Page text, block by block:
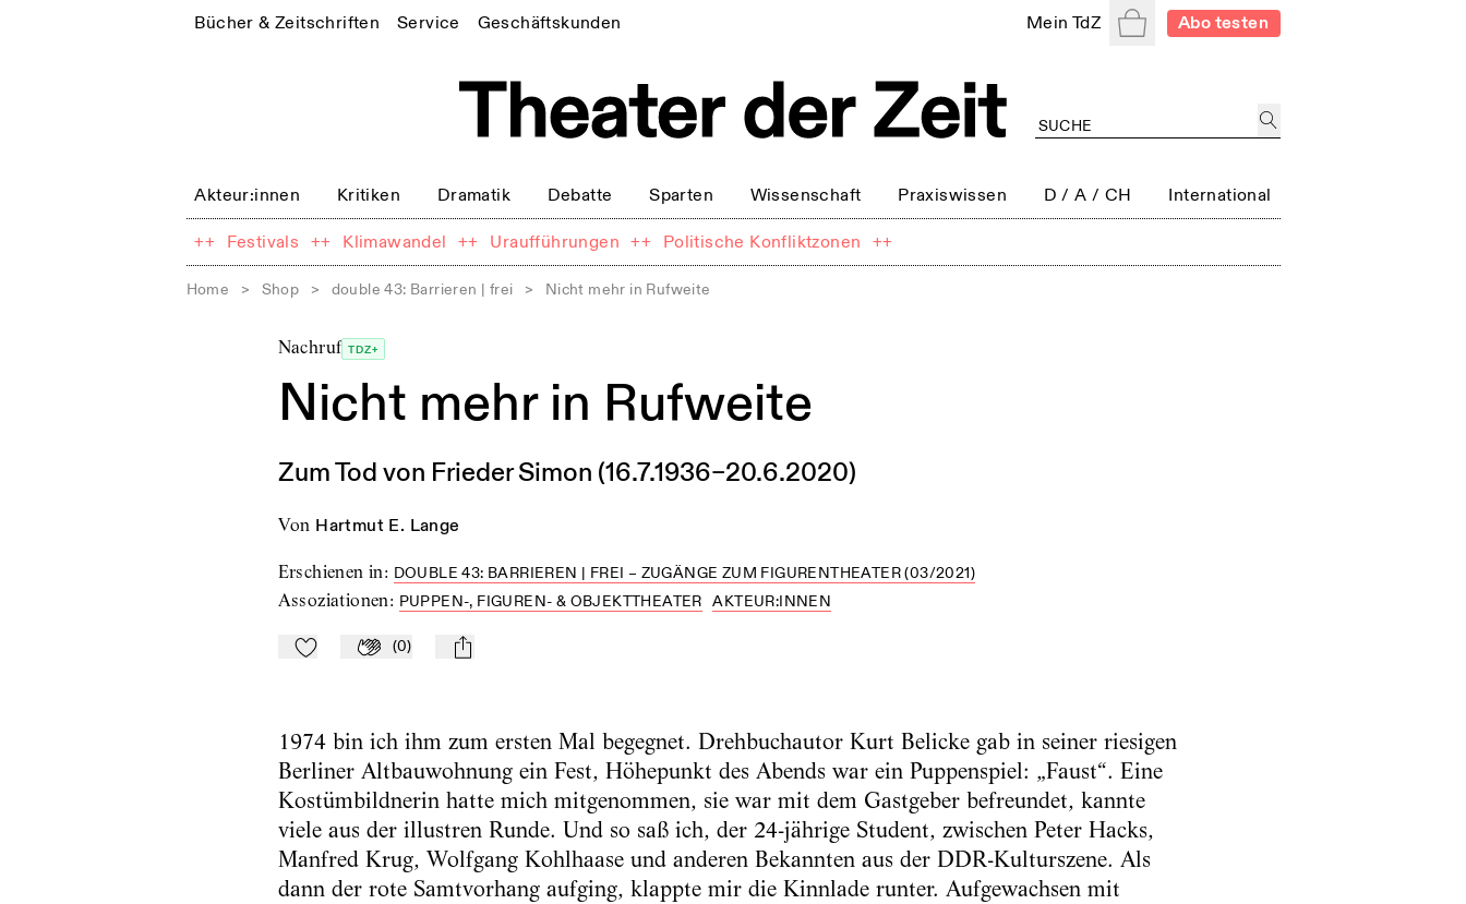
Bücher & Zeitschriften Service Geschäftskunden Mein TdZ WarenkorbAbo testen
Akteur:innen Kritiken Dramatik Debatte Sparten Wissenschaft Praxiswissen D / A / CH International
++ Festivals ++ Klimawandel ++ Uraufführungen ++ Politische Konfliktzonen ++
Home > Shop > double 43: Barrieren | frei > Nicht mehr in Rufweite
Nachruf TDZ+
Nicht mehr in Rufweite
Zum Tod von Frieder Simon (16.7.1936–20.6.2020)
von Hartmut E. Lange
Erschienen in: DOUBLE 43: BARRIEREN | FREI – ZUGÄNGE ZUM FIGURENTHEATER (03/2021)
Assoziationen: PUPPEN-, FIGUREN- & OBJEKTTHEATER AKTEUR:INNEN
Zu Mein-TdZ hinzufügen
Applaudieren
(0) mail
1974 bin ich ihm zum ersten Mal begegnet. Drehbuchautor Kurt Belicke gab in seiner riesigen
Berliner Altbauwohnung ein Fest, Höhepunkt des Abends war ein Puppenspiel: „Faust“. Eine
Kostümbildnerin hatte mich mitgenommen, sie war mit dem Gastgeber befreundet, kannte
viele aus der illustren Runde. Und so saß ich, der 24-jährige Student, zwischen Peter Hacks,
Manfred Krug, Wolfgang Kohlhaase und anderen Bekannten aus der DDR-Kulturszene. Als
dann der rote Samtvorhang aufging, klappte mir die Kinnlade runter. Aufgewachsen mit